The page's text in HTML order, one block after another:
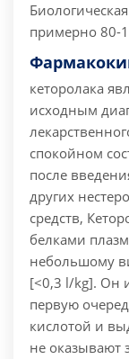
примерно 80-
кеторолака
исходным
спокойном
после
других
средств,
белками
небольшому
[<0,3 l/kg]. Он
первую
кислотой и
не оказывают